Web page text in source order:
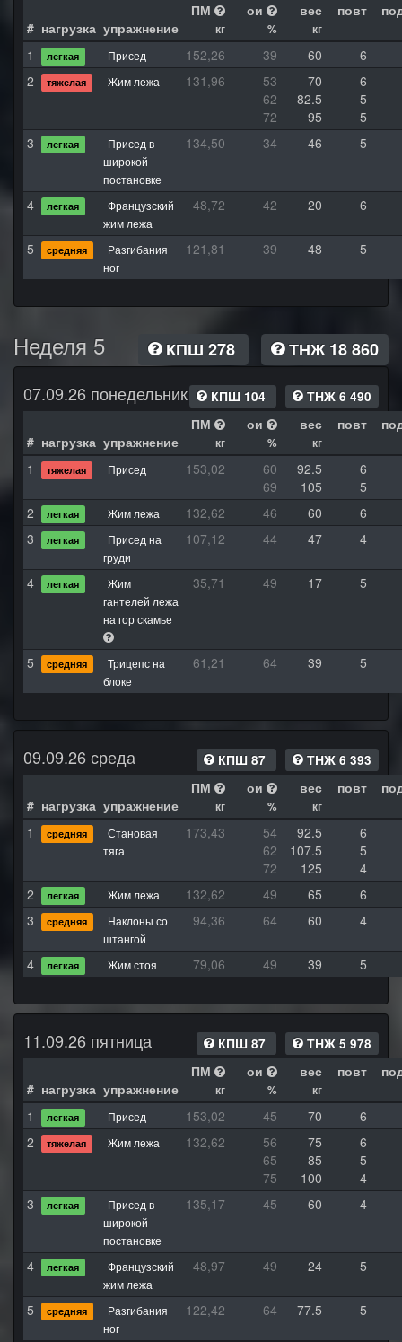
# нагрузка упражнение
ПМ
кг
ои
%
вес
кг
повт
1 легкая Присед 152,26 39 60
6
2
тяжелая Жим лежа 131,96 53 70
6
62
82.5
5
72
95
5
3
легкая
Присед в
широкой
постановке
134,50 34 46 5
4 легкая
Французский
жим лежа
48,72 42 20 6
5 средняя
Разгибания
ног
121,81 39 48 5
Неделя 5 КПШ 278
ТНЖ 18 860
07.09.26 понедельник
КПШ 104 ТНЖ 6 490
# нагрузка упражнение
ПМ
кг
ои
%
вес
кг
повт
1 тяжелая Присед 153,02 60 92.5
6
69
105
5
2
легкая Жим лежа 132,62 46 60
6
3
легкая
Присед на
груди
107,12 44 47 4
4 легкая
Жим
гантелей лежа
на гор скамье
35,71 49 17 5
5 средняя
Трицепс на
блоке
61,21 64 39 5
09.09.26 среда КПШ 87 ТНЖ 6 393
# нагрузка упражнение
ПМ
кг
ои
%
вес
кг
повт
1 средняя
Становая
тяга
173,43 54 92.5
6
62
107.5
5
72
125
4
2
легкая Жим лежа 132,62 49 65
6
3
средняя
Наклоны со
штангой
94,36 64 60 4
4 легкая Жим стоя 79,06 49 39 5
11.09.26 пятница КПШ 87 ТНЖ 5 978
# нагрузка упражнение
ПМ
кг
ои
%
вес
кг
повт
1 легкая Присед 153,02 45 70
6
2
тяжелая Жим лежа 132,62 56 75
6
65
85
5
75
100
4
3
легкая
Присед в
широкой
постановке
135,17 45 60 4
4 легкая
Французский
жим лежа
48,97 49 24 5
5 средняя
Разгибания
ног
122,42 64 77.5 5